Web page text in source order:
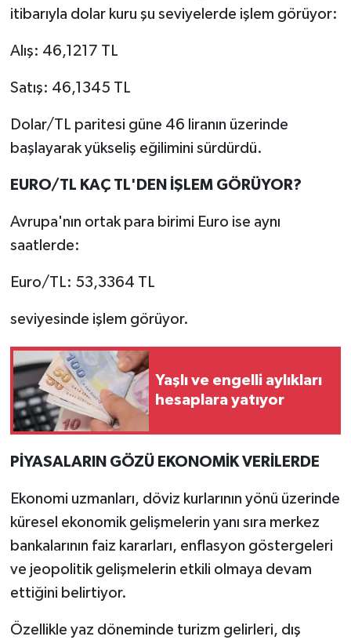
itibarıyla dolar kuru şu seviyelerde işlem görüyor:
Alış: 46,1217 TL
Satış: 46,1345 TL
Dolar/TL paritesi güne 46 liranın üzerinde
başlayarak yükseliş eğilimini sürdürdü.
EURO/TL KAÇ TL'DEN İŞLEM GÖRÜYOR?
Avrupa'nın ortak para birimi Euro ise aynı
saatlerde:
Euro/TL: 53,3364 TL
seviyesinde işlem görüyor.
Yaşlı ve engelli aylıkları
hesaplara yatıyor
PİYASALARIN GÖZÜ EKONOMİK VERİLERDE
Ekonomi uzmanları, döviz kurlarının yönü üzerinde
küresel ekonomik gelişmelerin yanı sıra merkez
bankalarının faiz kararları, enflasyon göstergeleri
ve jeopolitik gelişmelerin etkili olmaya devam
ettiğini belirtiyor.
Özellikle yaz döneminde turizm gelirleri, dış